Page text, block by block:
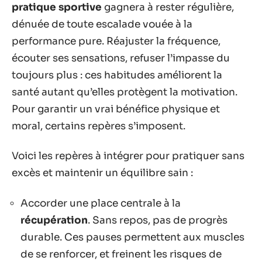
pratique sportive gagnera à rester régulière,
dénuée de toute escalade vouée à la
performance pure. Réajuster la fréquence,
écouter ses sensations, refuser l’impasse du
toujours plus : ces habitudes améliorent la
santé autant qu’elles protègent la motivation.
Pour garantir un vrai bénéfice physique et
moral, certains repères s’imposent.
Voici les repères à intégrer pour pratiquer sans
excès et maintenir un équilibre sain :
Accorder une place centrale à la
récupération. Sans repos, pas de progrès
durable. Ces pauses permettent aux muscles
de se renforcer, et freinent les risques de